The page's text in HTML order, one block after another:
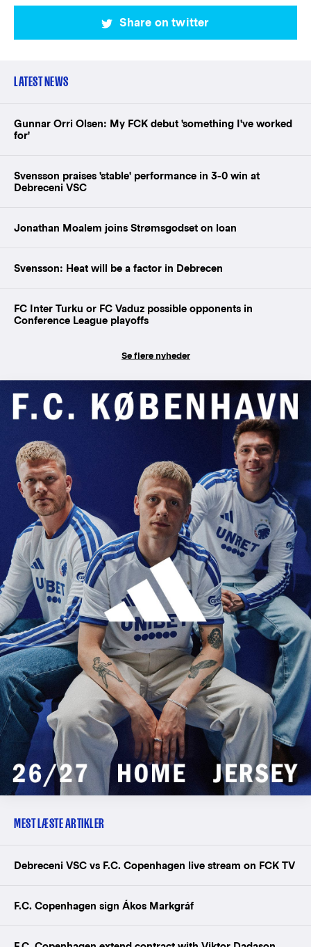
Share on twitter
LATEST NEWS
Gunnar Orri Olsen: My FCK debut 'something I've worked
for'
Svensson praises 'stable' performance in 3-0 win at
Debreceni VSC
Jonathan Moalem joins Strømsgodset on loan
Svensson: Heat will be a factor in Debrecen
FC Inter Turku or FC Vaduz possible opponents in
Conference League playoffs
Se flere nyheder
MEST LÆSTE ARTIKLER
Debreceni VSC vs F.C. Copenhagen live stream on FCK TV
F.C. Copenhagen sign Ákos Markgráf